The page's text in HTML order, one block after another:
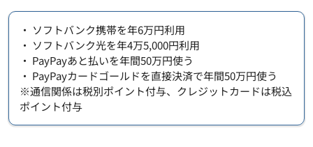
・ ソフトバンク携帯を年6万円利用
・ ソフトバンク光を年4万5,000円利用
・ PayPayあと払いを年間50万円使う
・ PayPayカードゴールドを直接決済で年間50万円使う
※通信関係は税別ポイント付与、クレジットカードは税込
ポイント付与